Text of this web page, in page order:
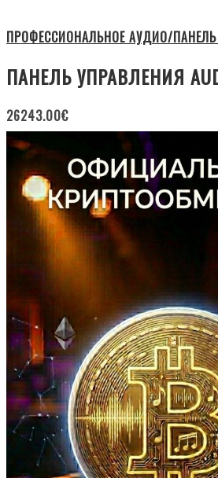
ПРОФЕССИОНАЛЬНОЕ АУДИО/
ПАНЕЛЬ УПРАВЛЕНИЯ
26243.00€